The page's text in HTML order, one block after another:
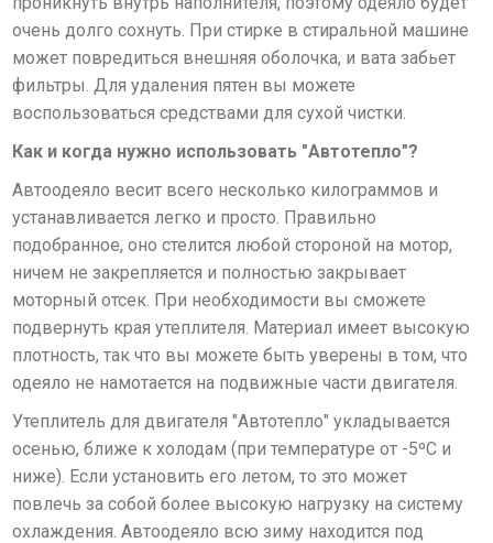
очень долго сохнуть. При стирке в стиральной машине
может повредиться внешняя оболочка, и вата забьет
фильтры. Для удаления пятен вы можете
воспользоваться средствами для сухой чистки.
Как и когда нужно использовать "Автотепло"?
Автоодеяло весит всего несколько килограммов и
устанавливается легко и просто. Правильно
подобранное, оно стелится любой стороной на мотор,
ничем не закрепляется и полностью закрывает
моторный отсек. При необходимости вы сможете
подвернуть края утеплителя. Материал имеет высокую
плотность, так что вы можете быть уверены в том, что
одеяло не намотается на подвижные части двигателя.
Утеплитель для двигателя "Автотепло" укладывается
осенью, ближе к холодам (при температуре от -5ºС и
ниже). Если установить его летом, то это может
повлечь за собой более высокую нагрузку на систему
охлаждения. Автоодеяло всю зиму находится под